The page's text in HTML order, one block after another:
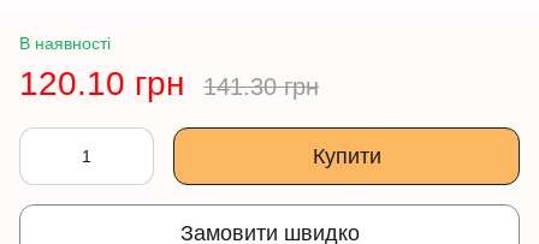
В наявності
120.10 грн 141.30 грн
Купити
Замовити швидко